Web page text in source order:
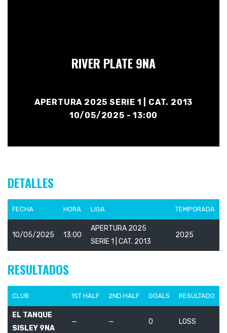
RIVER PLATE 9NA
APERTURA 2025 SERIE 1 | CAT. 2013
10/05/2025 - 13:00
DETALLES
FECHA HORA LIGA TEMPORADA
10/05/2025 13:00
APERTURA 2025
SERIE 1 | CAT. 2013
2025
RESULTADOS
CLUB 1ST HALF 2ND HALF GOALS RESULTADO
EL TANQUE
SISLEY 9NA
— — 0 LOSS